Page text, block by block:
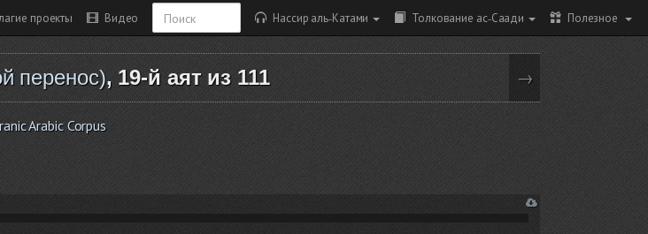
проекты Видео Нассир аль-Катами Толкование ас-Саади Полезное
перенос), 19-й аят из 111 →
Arabic Corpus